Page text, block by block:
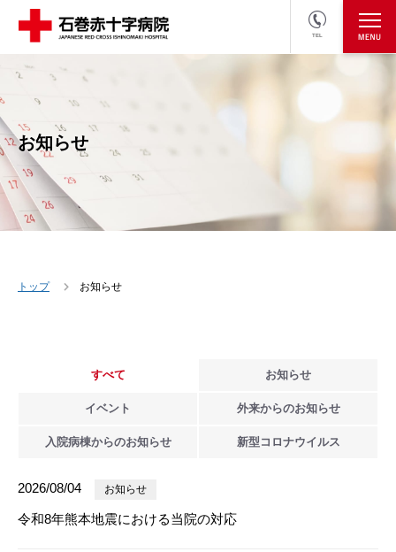
TEL
医療関係者の方
お知らせ
トップ お知らせ
すべて お知らせ
イベント 外来からのお知らせ
入院病棟からのお知らせ 新型 コロナウイルス
2026/08/04 お知らせ
令和8年熊本地震における当院の対応